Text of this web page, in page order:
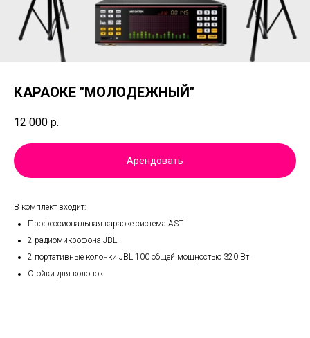
КАРАОКЕ "МОЛОДЕЖНЫЙ"
12 000 р.
Арендовать
B кoмплeкт входит:
Профессиональная караоке система AST
2 радиомикрофона JBL
2 портативные колонки JBL 100 общей мощностью 320 Вт
Стойки для колонок